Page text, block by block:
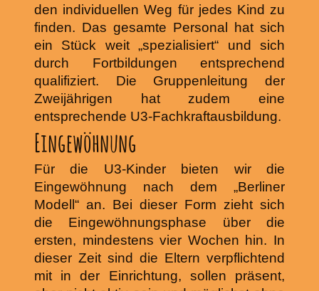
den individuellen Weg für jedes Kind zu
finden. Das gesamte Personal hat sich
ein Stück weit „spezialisiert“ und sich
durch Fortbildungen entsprechend
qualifiziert. Die Gruppenleitung der
Zweijährigen hat zudem eine
entsprechende U3-Fachkraftausbildung.
Eingewöhnung
Für die U3-Kinder bieten wir die
Eingewöhnung nach dem „Berliner
Modell“ an. Bei dieser Form zieht sich
die Eingewöhnungsphase über die
ersten, mindestens vier Wochen hin. In
dieser Zeit sind die Eltern verpflichtend
mit in der Einrichtung, sollen präsent,